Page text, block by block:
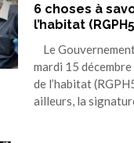
6 choses à
l’habitat
Le
mardi 15
de l’habitat
ailleurs, la